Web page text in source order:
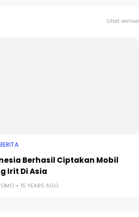
Lihat semua
Berhasil Ciptakan Mobil
Irit Di Asia
15 YEARS AGO